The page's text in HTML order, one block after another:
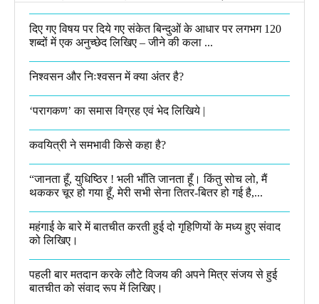
दिए गए विषय पर दिये गए संकेत बिन्दुओं के आधार पर लगभग 120
शब्दों में एक अनुच्छेद लिखिए – जीने की कला ...
निश्वसन और निःश्वसन में क्या अंतर है?
‘परागकण’ का समास विग्रह एवं भेद लिखिये |
कवयित्री ने समभावी किसे कहा है?
“जानता हूँ, युधिष्ठिर ! भली भाँति जानता हूँ। किंतु सोच लो, मैं
थककर चूर हो गया हूँ, मेरी सभी सेना तितर-बितर हो गई है,...
महंगाई के बारे में बातचीत करती हुई दो गृहिणियों के मध्य हुए संवाद
को लिखिए।
पहली बार मतदान करके लौटे विजय की अपने मित्र संजय से हुई
बातचीत को संवाद रूप में लिखिए।